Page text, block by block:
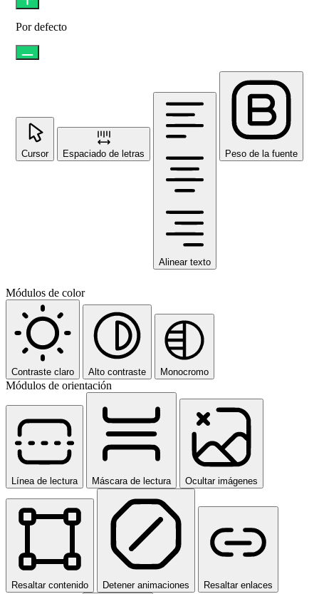
Por defecto
Cursor Espaciado de letras
Alinear texto
Peso de la fuente
Módulos de color
Contraste claro Alto contraste Monocromo
Módulos de orientación
Línea de lectura Máscara de lectura Ocultar imágenes
Resaltar contenido Detener animaciones Resaltar enlaces